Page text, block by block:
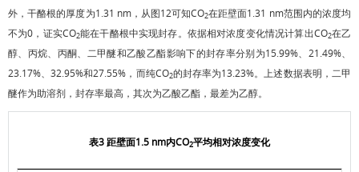
外，干酪根的厚度为1.31 nm，从图12可知CO2在距壁面1.31 nm范围内的浓度均
不为0，证实CO2能在干酪根中实现封存。依据相对浓度变化情况计算出CO2在乙
醇、丙烷、丙酮、二甲醚和乙酸乙酯影响下的封存率分别为15.99%、21.49%、
23.17%、32.95%和27.55%，而纯CO2的封存率为13.23%。上述数据表明，二甲
醚作为助溶剂，封存率最高，其次为乙酸乙酯，最差为乙醇。
表3 距壁面1.5 nm内CO2平均相对浓度变化